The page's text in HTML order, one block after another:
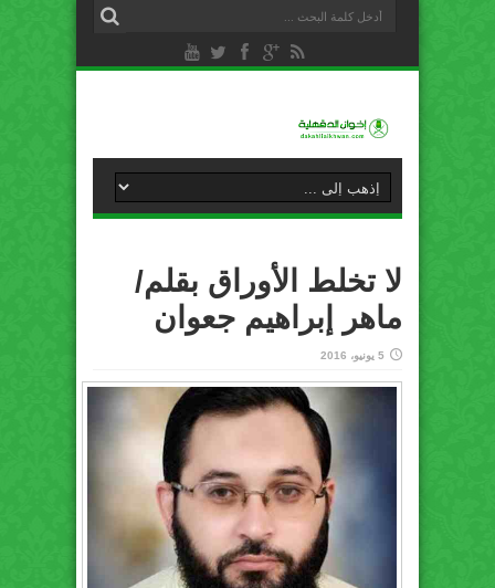
لا تخلط الأوراق بقلم/
ماهر إبراهيم جعوان
5 يونيو، 2016